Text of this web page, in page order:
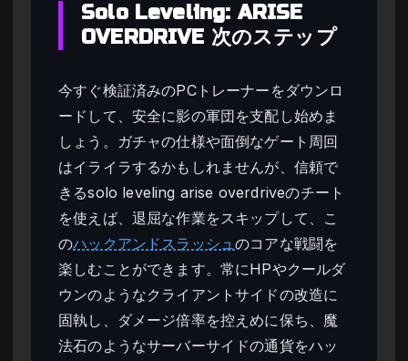
Solo Leveling: ARISE
OVERDRIVE 次のステップ
今すぐ検証済みのPCトレーナーをダウンロ
ードして、安全に影の軍団を支配し始めま
しょう。ガチャの仕様や面倒なゲート周回
はイライラするかもしれませんが、信頼で
きるsolo leveling arise overdriveのチート
を使えば、退屈な作業をスキップして、こ
のハックアンドスラッシュのコアな戦闘を
楽しむことができます。常にHPやクールダ
ウンのようなクライアントサイドの改造に
固執し、ダメージ倍率を控えめに保ち、魔
法石のようなサーバーサイドの通貨をハッ